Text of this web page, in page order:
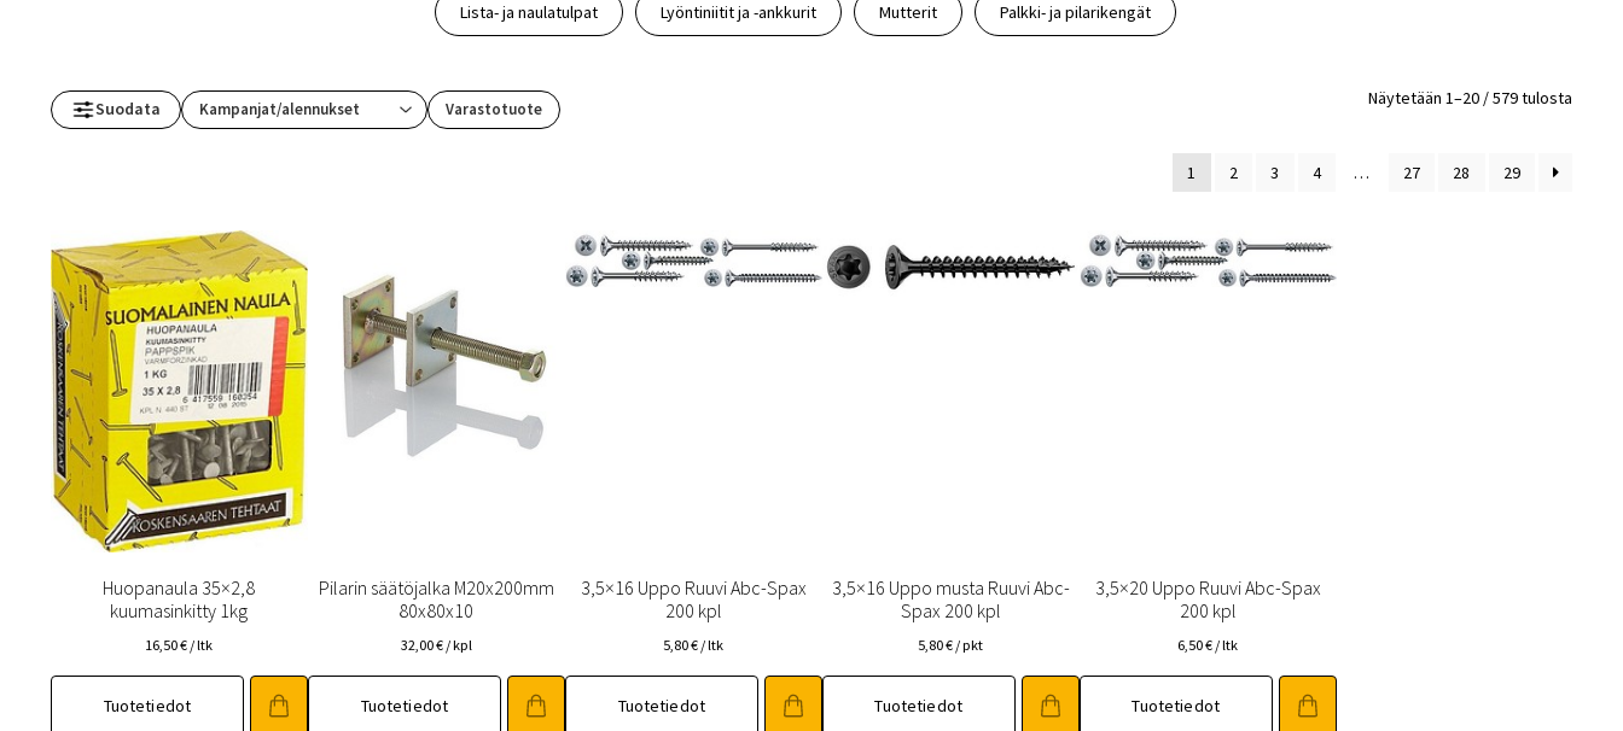
Lista- ja naulatulpat Lyöntiniitit ja -ankkurit Mutterit Palkki- ja pilarikengät
Suodata Varastotuote
Näytetään 1–20 / 579 tulosta
1 2 3 4 … 27 28 29
Huopanaula 35×2,8
kuumasinkitty 1kg
16,50€ / ltk
Tuotetiedot
Pilarin säätöjalka M20x200mm
80x80x10
32,00€ / kpl
Tuotetiedot
3,5×16 Uppo Ruuvi Abc-Spax
200 kpl
5,80€ / ltk
Tuotetiedot
3,5×16 Uppo musta Ruuvi Abc-
Spax 200 kpl
5,80€ / pkt
Tuotetiedot
3,5×20 Uppo Ruuvi Abc-Spax
200 kpl
6,50€ / ltk
Tuotetiedot